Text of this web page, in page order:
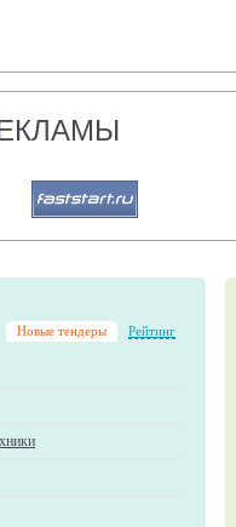
Новые тендеры Рейтинг